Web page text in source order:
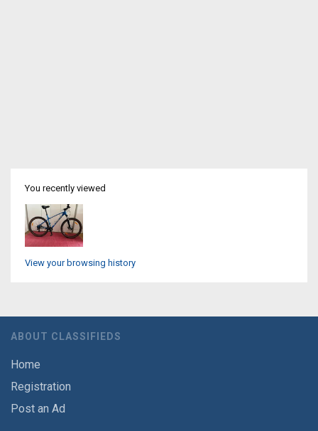
You recently viewed
View your browsing history
ABOUT CLASSIFIEDS
Home
Registration
Post an Ad